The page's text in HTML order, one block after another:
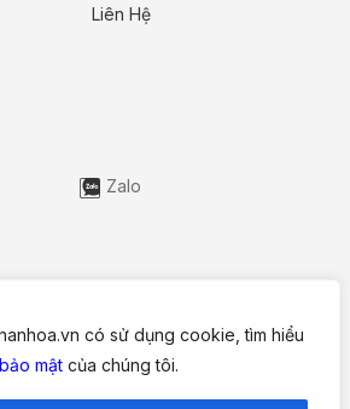
có sử dụng cookie, tìm hiểu
mật của chúng tôi.
Liên Hệ
Zalo
này chỉ mang tính chất nội bộ tham khảo;